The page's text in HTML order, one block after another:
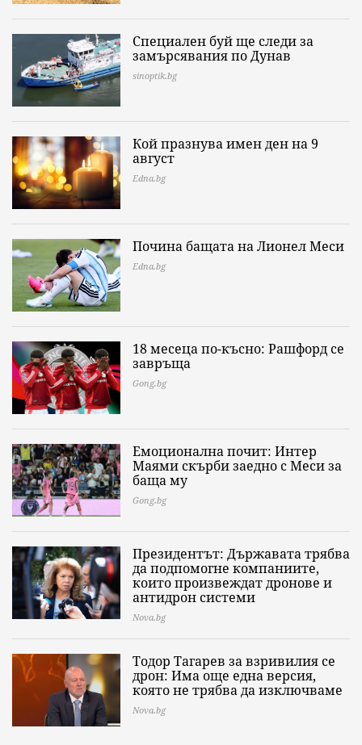
Специален буй ще следи за
замърсявания по Дунав
sinoptik.bg
Кой празнува имен ден на 9
август
Edna.bg
Почина бащата на Лионел Меси
Edna.bg
18 месеца по-късно: Рашфорд се
завръща
Gong.bg
Емоционална почит: Интер
Маями скърби заедно с Меси за
баща му
Gong.bg
Президентът: Държавата трябва
да подпомогне компаниите,
които произвеждат дронове и
антидрон системи
Nova.bg
Тодор Тагарев за взривилия се
дрон: Има още една версия,
която не трябва да изключваме
Nova.bg